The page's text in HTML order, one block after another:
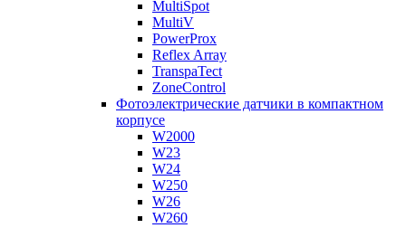
MultiSpot
MultiV
PowerProx
Reflex Array
TranspaTect
ZoneControl
Фотоэлектрические датчики в компактном
корпусе
W2000
W23
W24
W250
W26
W260